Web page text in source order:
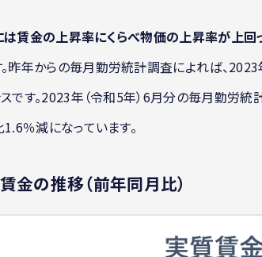
賃金の上昇率にくらべ物価の上昇率が上回
昨年からの毎月勤労統計調査によれば、
です。2023年（令和5年）6月分の毎月勤労
％減になっています。
金の推移（前年同月比）